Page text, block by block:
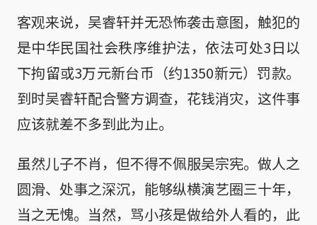
客观来说，吴睿轩并无恐怖袭击意图，触犯的
是中华民国社会秩序维护法，依法可处3日以
下拘留或3万元新台币（约1350新元）罚款。
到时吴睿轩配合警方调查，花钱消灾，这件事
应该就差不多到此为止。
虽然儿子不肖，但不得不佩服吴宗宪。做人之
圆滑、处事之深沉，能够纵横演艺圈三十年，
当之无愧。当然，骂小孩是做给外人看的，此